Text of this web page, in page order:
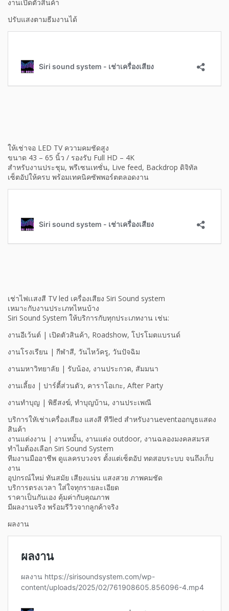
งานเปิดตัวสินค้า
ปรับแสงตามธีมงานได้
ให้เช่าจอ LED TV ความคมชัดสูง
ขนาด 43 – 65 นิ้ว / รองรับ Full HD – 4K
สำหรับงานประชุม, พรีเซนเทชั่น, Live feed, Backdrop ดิจิทัล
เซ็ตอัปให้ครบ พร้อมเทคนิคซัพพอร์ตตลอดงาน
เช่าไฟเเสงสี TV led เครื่องเสียง Siri Sound system
เหมาะกับงานประเภทไหนบ้าง
Siri Sound System ให้บริการกับทุกประเภทงาน เช่น:
งานอีเว้นต์ | เปิดตัวสินค้า, Roadshow, โปรโมตแบรนด์
งานโรงเรียน | กีฬาสี, วันไหว้ครู, วันปัจฉิม
งานมหาวิทยาลัย | รับน้อง, งานประกวด, สัมมนา
งานเลี้ยง | ปาร์ตี้ส่วนตัว, คาราโอเกะ, After Party
งานทำบุญ | พิธีสงฆ์, ทำบุญบ้าน, งานประเพณี
บริการใหัเช่าเครื่องเสียง แสงสี ทีวีled สำหรับงานeventออกบูธแสดง
สินค้า
งานแต่งงาน | งานหมั้น, งานแต่ง outdoor, งานฉลองมงคลสมรส
ทำไมต้องเลือก Siri Sound System
ทีมงานมืออาชีพ ดูแลครบวงจร ตั้งแต่เซ็ตอัป ทดสอบระบบ จนถึงเก็บ
งาน
อุปกรณ์ใหม่ ทันสมัย เสียงแน่น แสงสวย ภาพคมชัด
บริการตรงเวลา ใส่ใจทุกรายละเอียด
ราคาเป็นกันเอง คุ้มค่ากับคุณภาพ
มีผลงานจริง พร้อมรีวิวจากลูกค้าจริง
ผลงาน